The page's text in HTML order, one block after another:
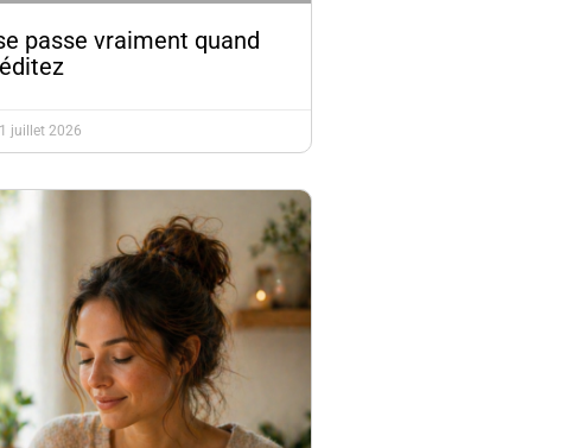
passe vraiment quand
juillet 2026